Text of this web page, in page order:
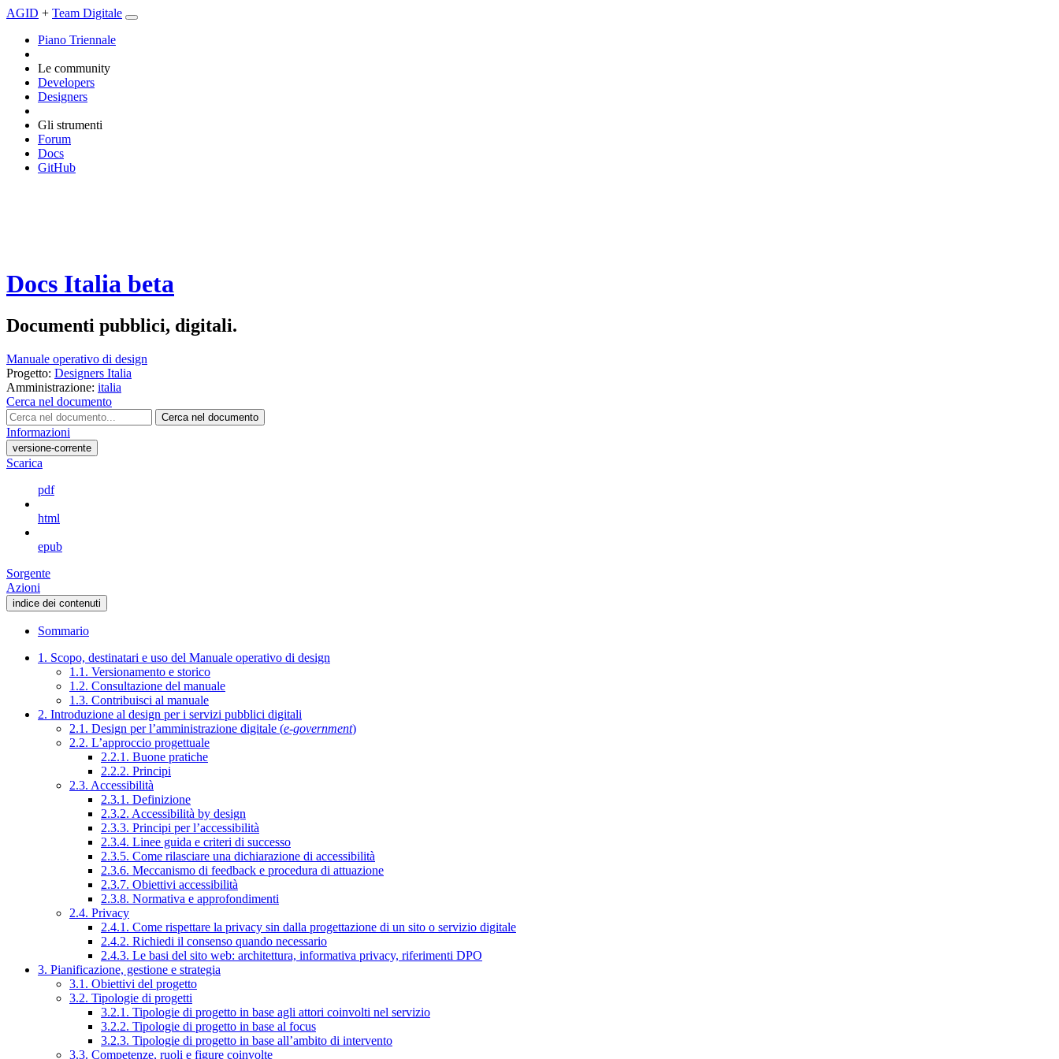
AGID + Team Digitale
Piano Triennale
Le community
Developers
Designers
Gli strumenti
Forum
Docs
GitHub
Docs Italia beta
Documenti pubblici, digitali.
Manuale operativo di design
Progetto: Designers Italia
Amministrazione: italia
Cerca nel documento
Cerca nel documento
Informazioni
versione-corrente
Scarica
pdf
html
epub
Sorgente
Azioni
indice dei contenuti
Sommario
1. Scopo, destinatari e uso del Manuale operativo di design
1.1. Versionamento e storico
1.2. Consultazione del manuale
1.3. Contribuisci al manuale
2. Introduzione al design per i servizi pubblici digitali
2.1. Design per l’amministrazione digitale (e-government)
2.2. L’approccio progettuale
2.2.1. Buone pratiche
2.2.2. Principi
2.3. Accessibilità
2.3.1. Definizione
2.3.2. Accessibilità by design
2.3.3. Principi per l’accessibilità
2.3.4. Linee guida e criteri di successo
2.3.5. Come rilasciare una dichiarazione di accessibilità
2.3.6. Meccanismo di feedback e procedura di attuazione
2.3.7. Obiettivi accessibilità
2.3.8. Normativa e approfondimenti
2.4. Privacy
2.4.1. Come rispettare la privacy sin dalla progettazione di un sito o servizio digitale
2.4.2. Richiedi il consenso quando necessario
2.4.3. Le basi del sito web: architettura, informativa privacy, riferimenti DPO
3. Pianificazione, gestione e strategia
3.1. Obiettivi del progetto
3.2. Tipologie di progetti
3.2.1. Tipologie di progetto in base agli attori coinvolti nel servizio
3.2.2. Tipologie di progetto in base al focus
3.2.3. Tipologie di progetto in base all’ambito di intervento
3.3. Competenze, ruoli e figure coinvolte